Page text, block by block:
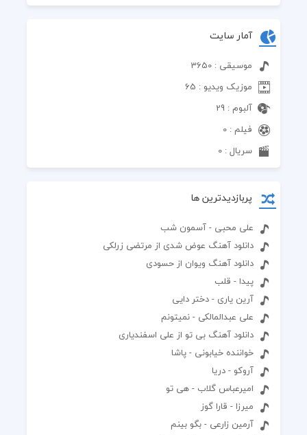
آمار سایت
موسیقی : 3650
موزیک ویدیو : 65
آلبوم : 29
فیلم : 0
سریال : 0
پربازدیدترین ها
علی محبی - آسمون شب
دانلود آهنگ عوض شدی از مرتضی زرلکی
دانلود آهنگ ویوان از حسودی
پیدا - قلب
آرین یاری - دختر دایی
علی عبدالمالکی - نمیتونم
دانلود آهنگ بی تو از علی اسفندیاری
خواننده خیابونی - پاشا
آروکو - دریا
امیرعباس گلاب - هی تو
میرزا - قارا گوز
آرمین زارعی - بگو بینم